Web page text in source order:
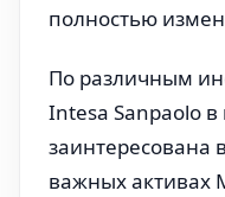
полностью
По различным
Intesa Sanpaolo
заинтересована
важных активах